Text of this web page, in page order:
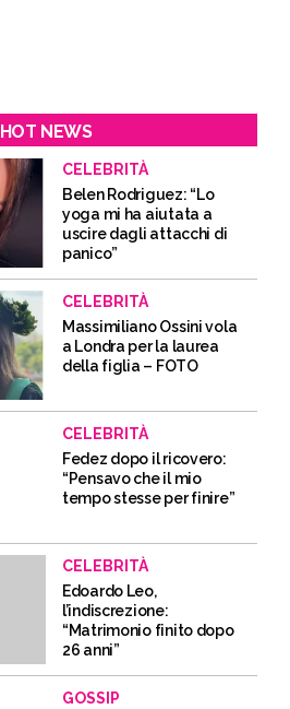
HOT NEWS
CELEBRITÀ
Belen Rodriguez: “Lo
yoga mi ha aiutata a
uscire dagli attacchi di
panico”
CELEBRITÀ
Massimiliano Ossini vola
a Londra per la laurea
della figlia – FOTO
CELEBRITÀ
Fedez dopo il ricovero:
“Pensavo che il mio
tempo stesse per finire”
CELEBRITÀ
Edoardo Leo,
l’indiscrezione:
“Matrimonio finito dopo
26 anni”
GOSSIP